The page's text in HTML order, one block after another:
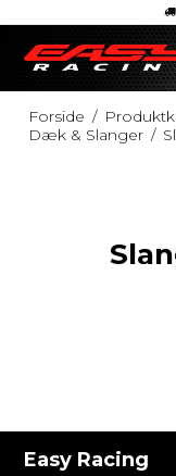
Forside /
Dæk & Slanger /
Easy Racing